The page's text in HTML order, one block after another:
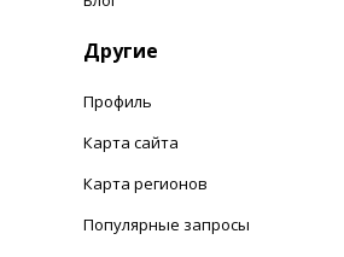
Другие
Профиль
Карта сайта
Карта регионов
Популярные запросы